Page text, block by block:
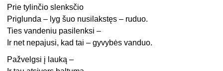
Prie tylinčio slenksčio
Priglunda – lyg šuo nusilakstęs – ruduo.
Ties vandeniu pasilenksi –
Ir net nepajusi, kad tai – gyvybės vanduo.
Pažvelgsi į lauką –